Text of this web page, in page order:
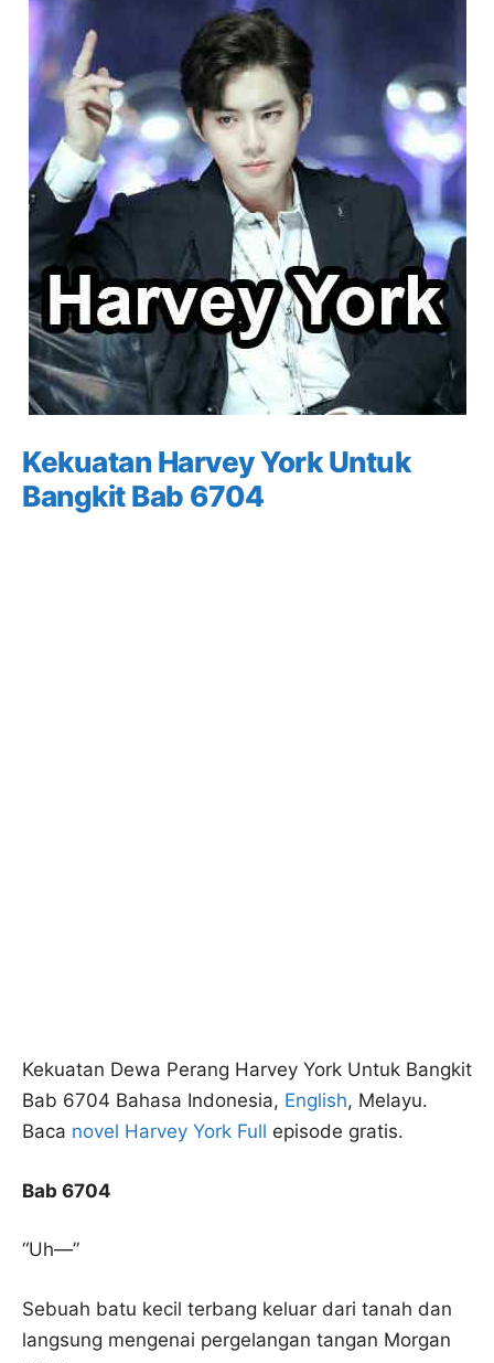
Kekuatan Harvey York Untuk
Bangkit Bab 6704
Kekuatan Dewa Perang Harvey York Untuk Bangkit
Bab 6704 Bahasa Indonesia, English, Melayu.
Baca novel Harvey York Full episode gratis.
Bab 6704
“Uh—”
Sebuah batu kecil terbang keluar dari tanah dan
langsung mengenai pergelangan tangan Morgan